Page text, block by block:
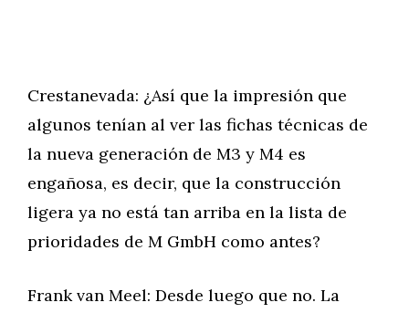
Crestanevada: ¿Así que la impresión que
algunos tenían al ver las fichas técnicas de
la nueva generación de M3 y M4 es
engañosa, es decir, que la construcción
ligera ya no está tan arriba en la lista de
prioridades de M GmbH como antes?
Frank van Meel: Desde luego que no. La